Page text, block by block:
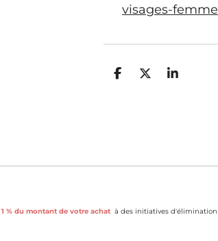
visages-
P
r
P
r
P
r
1 % du montant de votre achat à des initiatives d'élimination